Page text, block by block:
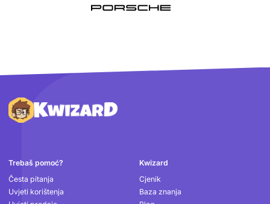
Podnožje
Trebaš pomoć?
Česta pitanja
Uvjeti korištenja
Kwizard
Cjenik
Baza znanja